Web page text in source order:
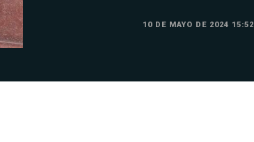
10 DE MAYO DE 2024 15:52